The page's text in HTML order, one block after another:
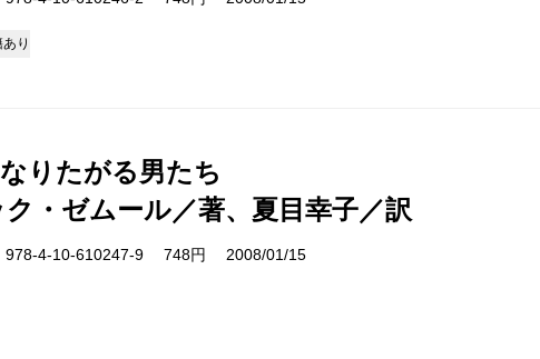
り
りたがる男たち
・ゼムール／著、夏目幸子／訳
4-10-610247-9 748円 2008/01/15